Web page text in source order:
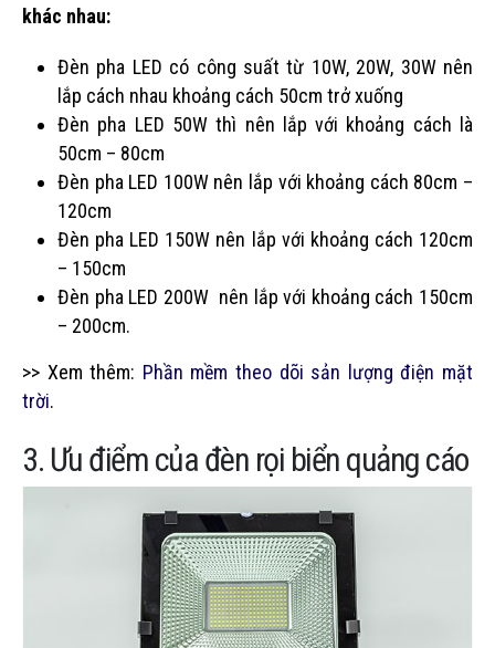
khác nhau:
Đèn pha LED có công suất từ 10W, 20W, 30W nên
lắp cách nhau khoảng cách 50cm trở xuống
Đèn pha LED 50W thì nên lắp với khoảng cách là
50cm – 80cm
Đèn pha LED 100W nên lắp với khoảng cách 80cm –
120cm
Đèn pha LED 150W nên lắp với khoảng cách 120cm
– 150cm
Đèn pha LED 200W nên lắp với khoảng cách 150cm
– 200cm.
>> Xem thêm: Phần mềm theo dõi sản lượng điện mặt
trời.
3. Ưu điểm của đèn rọi biển quảng cáo